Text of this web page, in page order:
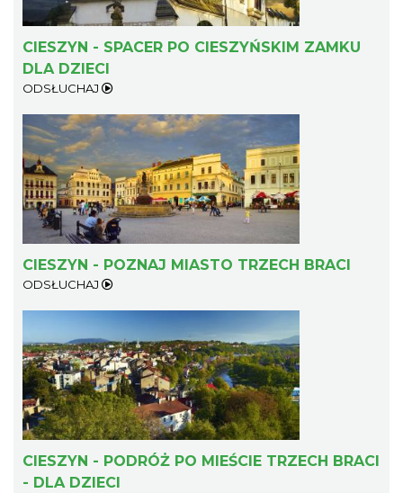
CIESZYN - SPACER PO CIESZYŃSKIM ZAMKU
DLA DZIECI
ODSŁUCHAJ
CIESZYN - POZNAJ MIASTO TRZECH BRACI
ODSŁUCHAJ
CIESZYN - PODRÓŻ PO MIEŚCIE TRZECH BRACI
- DLA DZIECI